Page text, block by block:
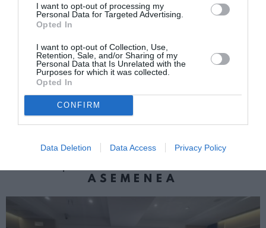
I want to opt-out of processing my
Personal Data for Targeted Advertising.
Opted In
I want to opt-out of Collection, Use,
Retention, Sale, and/or Sharing of my
Personal Data that Is Unrelated with the
Purposes for which it was collected.
Opted In
CONFIRM
Data Deletion Data Access Privacy Policy
Articolul anterior
închisoare în țară, fără să știe, pentru
neplata pensiei alimentare
Următorul articol
Italia, se prefăceau că sunt surdo-muţi și
cereau bani pentru construirea unei case,
doi români arestați
ASEMENEA